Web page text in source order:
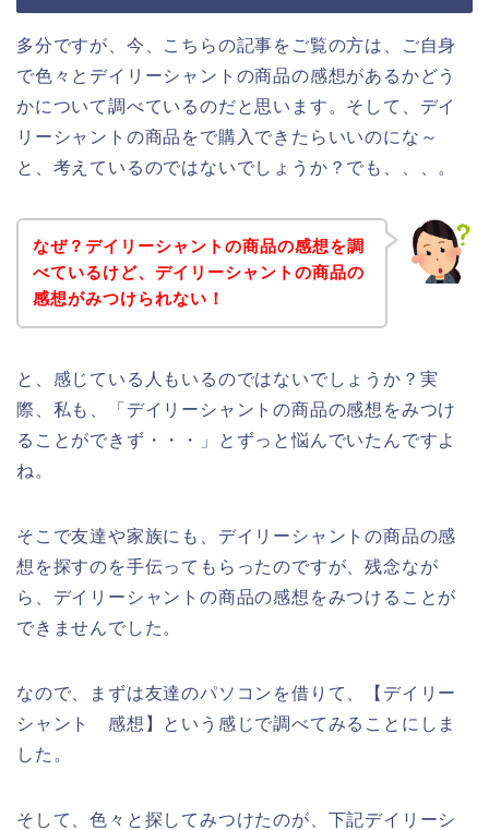
多分ですが、今、こちらの記事をご覧の方は、ご自身
で色々とデイリーシャントの商品の感想があるかどう
かについて調べているのだと思います。そして、デイ
リーシャントの商品をで購入できたらいいのにな～
と、考えているのではないでしょうか？でも、、、。
なぜ？デイリーシャントの商品の感想を調
べているけど、デイリーシャントの商品の
感想がみつけられない！
と、感じている人もいるのではないでしょうか？実
際、私も、「デイリーシャントの商品の感想をみつけ
ることができず・・・」とずっと悩んでいたんですよ
ね。
そこで友達や家族にも、デイリーシャントの商品の感
想を探すのを手伝ってもらったのですが、残念なが
ら、デイリーシャントの商品の感想をみつけることが
できませんでした。
なので、まずは友達のパソコンを借りて、【デイリー
シャント 感想】という感じで調べてみることにしま
した。
そして、色々と探してみつけたのが、下記デイリーシ